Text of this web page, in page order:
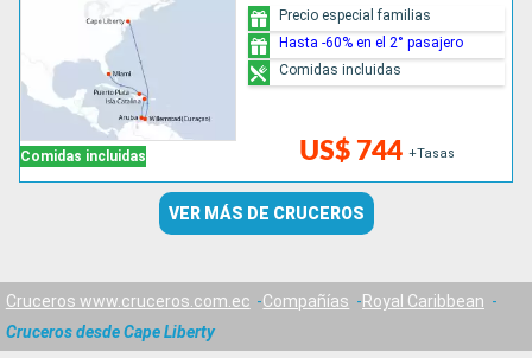
Comidas incluidas US$ 744 +Tasas
Precio especial familias
Hasta -60% en el 2° pasajero
Comidas incluidas
VER MÁS DE CRUCEROS
Cruceros www.cruceros.com.ec Compañías
Royal Caribbean
Cruceros desde Cape Liberty